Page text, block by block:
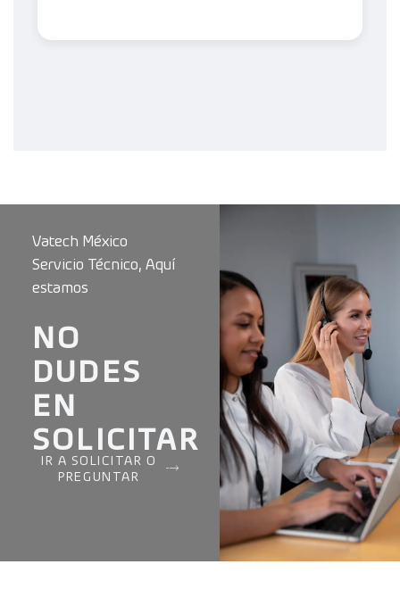
Vatech México
Servicio Técnico, Aquí
estamos
NO
DUDES
EN
SOLICITAR
IR A SOLICITAR O
PREGUNTAR